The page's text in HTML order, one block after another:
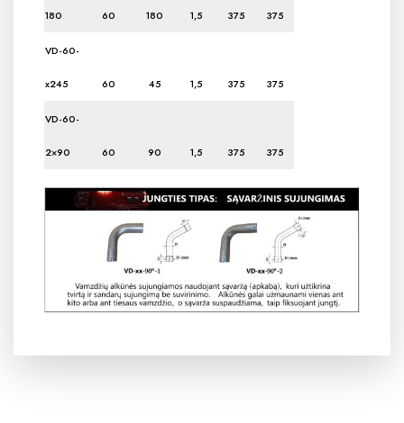
180 60 180 1,5 375 375
VD-60-
x245 60 45 1,5 375 375
VD-60-
2×90 60 90 1,5 375 375